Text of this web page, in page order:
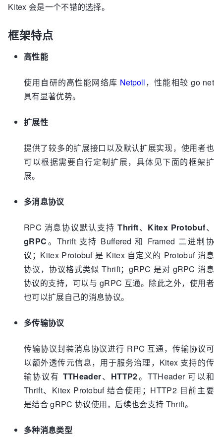
Kitex 会是一个不错的选择。
框架特点
高性能
使用自研的高性能网络库 Netpoll，性能相较 go net
具有显著优势。
扩展性
提供了较多的扩展接口以及默认扩展实现，使用者也
可以根据需要自行定制扩展，具体见下面的框架扩
展。
多消息协议
RPC 消息协议默认支持Thrift、 Kitex Protobuf、
gRPC。Thrift 支持 Buffered 和 Framed 二进制协
议；Kitex Protobuf 是 Kitex 自定义的 Protobuf 消息
协议，协议格式类似 Thrift；gRPC 是对 gRPC 消息
协议的支持，可以与 gRPC 互通。除此之外，使用者
也可以扩展自己的消息协议。
多传输协议
传输协议封装消息协议进行 RPC 互通，传输协议可
以额外透传元信息，用于服务治理，Kitex 支持的传
输协议有 TTHeader、 HTTP2。TTHeader 可以和
Thrift、Kitex Protobuf 结合使用；HTTP2 目前主要
是结合 gRPC 协议使用，后续也会支持 Thrift。
多种消息类型